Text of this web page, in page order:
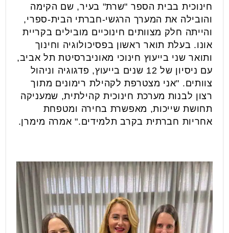
חינוכית בבית הספר "שרת" בעיר, שם הקימה
והובילה את המערך הרגשי-חברתי הבית-ספרי,
והייתה חלק מצוותים חינוכיים מובילים בקריית
אונו. בעלת תואר ראשון בפסיכולוגיה וחינוך
ותואר שני בייעוץ חינוכי מאוניברסיטת תל אביב,
עם ניסיון של 12 שנים בייעוץ, פדגוגיה וניהול
צוותים. "אני מצטרפת לקהילת רימונים מתוך
רצון לבנות מערכת חינוכית קהילתית, שמעניקה
תחושת שייכות, מאפשרת בחירה ומטפחת
אחריות חברתית בקרב תלמידים." אמרה מימרן.